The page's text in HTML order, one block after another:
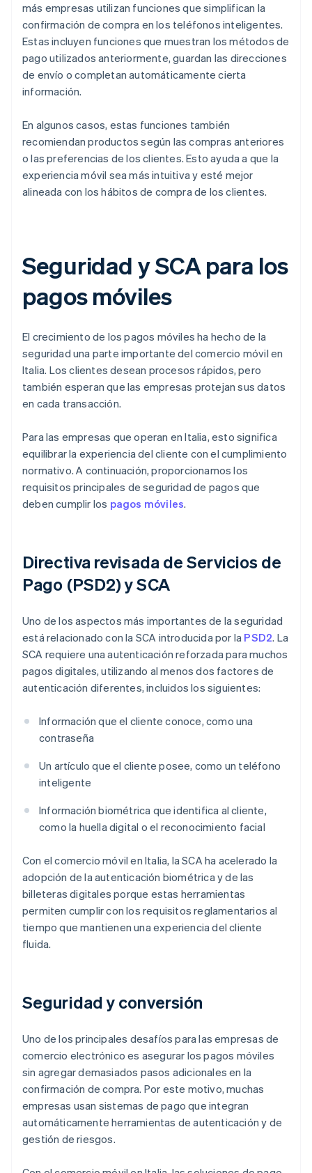
más empresas utilizan funciones que simplifican la
confirmación de compra en los teléfonos inteligentes.
Estas incluyen funciones que muestran los métodos de
pago utilizados anteriormente, guardan las direcciones
de envío o completan automáticamente cierta
información.
En algunos casos, estas funciones también
recomiendan productos según las compras anteriores
o las preferencias de los clientes. Esto ayuda a que la
experiencia móvil sea más intuitiva y esté mejor
alineada con los hábitos de compra de los clientes.
Seguridad y SCA para los
pagos móviles
El crecimiento de los pagos móviles ha hecho de la
seguridad una parte importante del comercio móvil en
Italia. Los clientes desean procesos rápidos, pero
también esperan que las empresas protejan sus datos
en cada transacción.
Para las empresas que operan en Italia, esto significa
equilibrar la experiencia del cliente con el cumplimiento
normativo. A continuación, proporcionamos los
requisitos principales de seguridad de pagos que
deben cumplir los pagos móviles.
Directiva revisada de Servicios de
Pago (PSD2) y SCA
Uno de los aspectos más importantes de la seguridad
está relacionado con la SCA introducida por la PSD2. La
SCA requiere una autenticación reforzada para muchos
pagos digitales, utilizando al menos dos factores de
autenticación diferentes, incluidos los siguientes:
Información que el cliente conoce, como una
contraseña
Un artículo que el cliente posee, como un teléfono
inteligente
Información biométrica que identifica al cliente,
como la huella digital o el reconocimiento facial
Con el comercio móvil en Italia, la SCA ha acelerado la
adopción de la autenticación biométrica y de las
billeteras digitales porque estas herramientas
permiten cumplir con los requisitos reglamentarios al
tiempo que mantienen una experiencia del cliente
fluida.
Seguridad y conversión
Uno de los principales desafíos para las empresas de
comercio electrónico es asegurar los pagos móviles
sin agregar demasiados pasos adicionales en la
confirmación de compra. Por este motivo, muchas
empresas usan sistemas de pago que integran
automáticamente herramientas de autenticación y de
gestión de riesgos.